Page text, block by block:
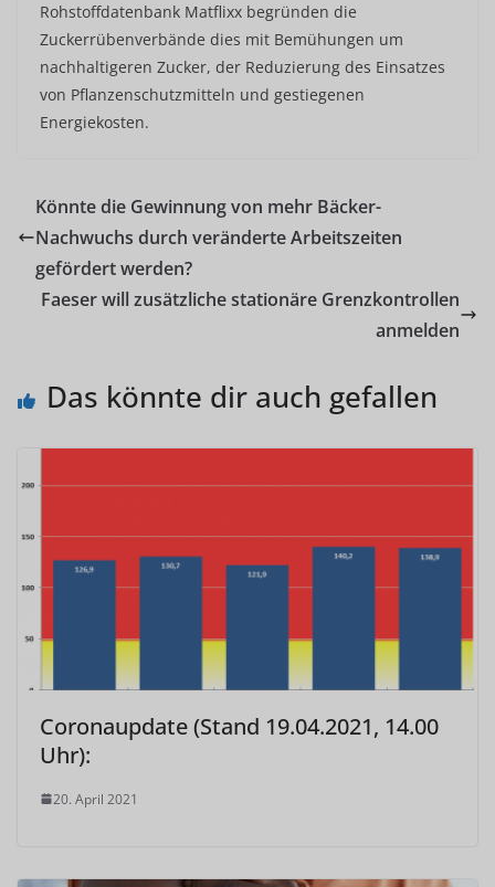
Rohstoffdatenbank Matflixx begründen die
Zuckerrübenverbände dies mit Bemühungen um
nachhaltigeren Zucker, der Reduzierung des Einsatzes
von Pflanzenschutzmitteln und gestiegenen
Energiekosten.
Könnte die Gewinnung von mehr Bäcker-
Nachwuchs durch veränderte Arbeitszeiten
gefördert werden?
Faeser will zusätzliche stationäre Grenzkontrollen
anmelden
Das könnte dir auch gefallen
Coronaupdate (Stand 19.04.2021, 14.00
Uhr):
20. April 2021